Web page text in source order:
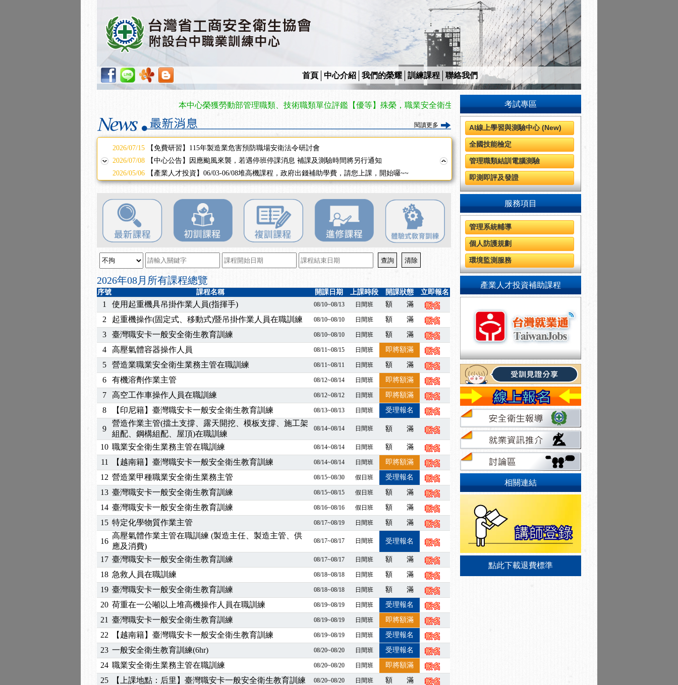
首頁 中心介紹 我們的榮耀 訓練課程 聯絡我們
本中心榮獲勞動部管理職類、技術職類單位評鑑【優等】殊榮，職業安全衛生教育訓練品質有保障。
閱讀更多
2025/11/10
【中心公告】因應颱風來襲，若遇停班停課消息 補課及測驗時間將另行通知
2025/10/30【進修課程】2026年，課程意見蒐集~
2025/08/20 【進修課程】SDS格式百百種？專業講師帶您判斷正確性！
2025/08/12
【中心公告】因應颱風來襲，若遇停班停課消息 補課及測驗時間將另行通知
2025/07/06【中心公告】颱風假114/07/07停班停課
2025/06/06【進修課程】～～前導課程看這邊推出囉～～
【進修課程】要怎麼進修自我？課程百百種選擇好困難！快來祐昕學院官網看看吧！
2025/01/21
「高壓氣體製造安全主任」、「隧道等襯砌作業主管」及「潛水作業主管」安全衛生教育訓練之結
訓測驗
2025/01/15【線上課程】碳中和核心職能系列課程資訊
2026/07/15 【免費研習】115年製造業危害預防職場安衛法令研討會
2026/07/08 【中心公告】因應颱風來襲，若遇停班停課消息 補課及測驗時間將另行通知
2026/05/06 【產業人才投資】06/03-06/08堆高機課程，政府出錢補助學費，請您上課，開始囉~~
2026/04/24【製程安全評估人員】開課囉
2025/11/11【中心公告】颱風假11/12停班停課
2025/11/10
【中心公告】因應颱風來襲，若遇停班停課消息 補課及測驗時間將另行通知
2025/10/30
【進修課程】2026年，課程意見蒐集~
2025/08/20【進修課程】SDS格式百百種？專業講師帶您判斷正確性！
2025/08/12【中心公告】因應颱風來襲，若遇停班停課消息 補課及測驗時間將另行通知
2025/07/06
【中心公告】颱風假114/07/07停班停課
2025/06/06【進修課程】～～前導課程看這邊推出囉～～
2025/05/29【進修課程】前導課程推出公告！
2025/04/28【進修課程】要怎麼進修自我？課程百百種選擇好困難！快來祐昕學院官網看看吧！
2025/01/21「高壓氣體製造安全主任」、「隧道等襯砌作業主管」及「潛水作業主管」安全衛生教育訓練之結
訓測驗
2025/01/15 【線上課程】碳中和核心職能系列課程資訊
2026/07/15 【免費研習】115年製造業危害預防職場安衛法令研討會
2026/07/08【中心公告】因應颱風來襲，若遇停班停課消息 補課及測驗時間將另行通知
2026/05/06【產業人才投資】06/03-06/08堆高機課程，政府出錢補助學費，請您上課，開始囉~~
2026/04/24【製程安全評估人員】開課囉
2025/11/11【中心公告】颱風假11/12停班停課
2025/11/10
【中心公告】因應颱風來襲，若遇停班停課消息 補課及測驗時間將另行通知
2025/10/30【進修課程】2026年，課程意見蒐集~
2025/08/20【進修課程】SDS格式百百種？專業講師帶您判斷正確性！
2025/08/12【中心公告】因應颱風來襲，若遇停班停課消息 補課及測驗時間將另行通知
2025/07/06【中心公告】颱風假114/07/07停班停課
2025/06/06【進修課程】～～前導課程看這邊推出囉～～
2025/05/29【進修課程】前導課程推出公告！
2025/04/28 【進修課程】要怎麼進修自我？課程百百種選擇好困難！快來祐昕學院官網看看吧！
2025/01/21「高壓氣體製造安全主任」、「隧道等襯砌作業主管」及「潛水作業主管」安全衛生教育訓練之結
訓測驗
2025/01/15【線上課程】碳中和核心職能系列課程資訊
2026/07/15【免費研習】115年製造業危害預防職場安衛法令研討會
2026/07/08【中心公告】因應颱風來襲，若遇停班停課消息 補課及測驗時間將另行通知
2026/05/06【產業人才投資】06/03-06/08堆高機課程，政府出錢補助學費，請您上課，開始囉~~
2026/04/24 【製程安全評估人員】開課囉
2025/11/11【中心公告】颱風假11/12停班停課
2025/11/10【中心公告】因應颱風來襲，若遇停班停課消息 補課及測驗時間將另行通知
2025/10/30
【進修課程】2026年，課程意見蒐集~
2025/08/20【進修課程】SDS格式百百種？專業講師帶您判斷正確性！
2025/08/12【中心公告】因應颱風來襲，若遇停班停課消息 補課及測驗時間將另行通知
2025/07/06 【中心公告】颱風假114/07/07停班停課
2025/06/06【進修課程】～～前導課程看這邊推出囉～～
2025/05/29【進修課程】前導課程推出公告！
2025/04/28【進修課程】要怎麼進修自我？課程百百種選擇好困難！快來祐昕學院官網看看吧！
2026年08月所有課程總覽
序號 課程名稱 開課日期 上課時段 開課狀態 立即報名
1 使用起重機具吊掛作業人員(指揮手) 08/10~08/13 日間班 額 滿
2 起重機操作(固定式、移動式)暨吊掛作業人員在職訓練 08/10~08/10 日間班 額 滿
3 臺灣職安卡一般安全衛生教育訓練 08/10~08/10 日間班 額 滿
4 高壓氣體容器操作人員 08/11~08/15 日間班 即將額滿
5 營造業職業安全衛生業務主管在職訓練 08/11~08/11 日間班 額 滿
6 有機溶劑作業主管 08/12~08/14 日間班 即將額滿
7 高空工作車操作人員在職訓練 08/12~08/12 日間班 即將額滿
8 【印尼籍】臺灣職安卡一般安全衛生教育訓練 08/13~08/13 日間班 受理報名
9
營造作業主管(擋土支撐、露天開挖、模板支撐、施工架
組配、鋼構組配、屋頂)在職訓練
08/14~08/14 日間班 額 滿
10 職業安全衛生業務主管在職訓練 08/14~08/14 日間班 額 滿
11 【越南籍】臺灣職安卡一般安全衛生教育訓練 08/14~08/14 日間班 即將額滿
12 營造業甲種職業安全衛生業務主管 08/15~08/30 假日班 受理報名
13 臺灣職安卡一般安全衛生教育訓練 08/15~08/15 假日班 額 滿
14 臺灣職安卡一般安全衛生教育訓練 08/16~08/16 假日班 額 滿
15 特定化學物質作業主管 08/17~08/19 日間班 額 滿
16
高壓氣體作業主管在職訓練 (製造主任、製造主管、供
應及消費)
08/17~08/17 日間班 受理報名
17 臺灣職安卡一般安全衛生教育訓練 08/17~08/17 日間班 額 滿
18 急救人員在職訓練 08/18~08/18 日間班 額 滿
19 臺灣職安卡一般安全衛生教育訓練 08/18~08/18 日間班 額 滿
20 荷重在一公噸以上堆高機操作人員在職訓練 08/19~08/19 日間班 受理報名
21 臺灣職安卡一般安全衛生教育訓練 08/19~08/19 日間班 即將額滿
22 【越南籍】臺灣職安卡一般安全衛生教育訓練 08/19~08/19 日間班 受理報名
23 一般安全衛生教育訓練(6hr) 08/20~08/20 日間班 受理報名
24 職業安全衛生業務主管在職訓練 08/20~08/20 日間班 即將額滿
25 【上課地點：后里】臺灣職安卡一般安全衛生教育訓練 08/20~08/20 日間班 額 滿
考試專區
AI線上學習與測驗中心 (New)
全國技能檢定
管理職類結訓電腦測驗
即測即評及發證
服務項目
管理系統輔導
個人防護規劃
環境監測服務
產業人才投資補助課程
相關連結
點此下載退費標準